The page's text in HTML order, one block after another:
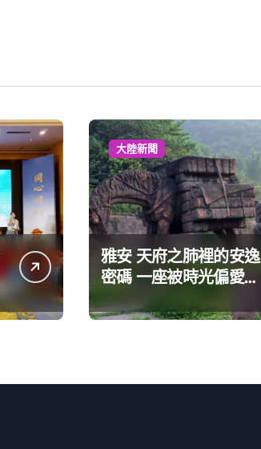
大陸新聞
雅安 天府之肺裡的安逸
密碼 一座被時光偏愛的